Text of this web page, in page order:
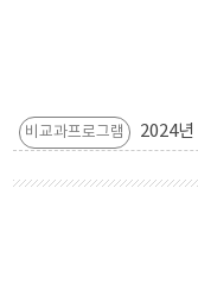
비교과프로그램 2024년